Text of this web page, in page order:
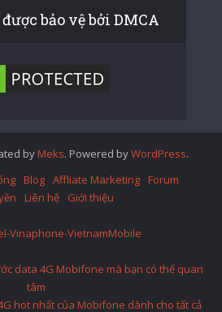
bảo vệ bởi DMCA
by Meks. Powered byWordPress.
Blog Affliate Marketing
Forum
Liên hệ
Giới thiệu
Vinaphone-VietnamMobile
data 4G Mobifone mà bạn có thể quan
tâm
hot nhất của Mobifone dành cho tất cả